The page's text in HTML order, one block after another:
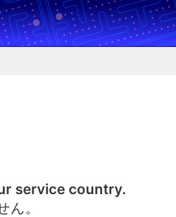
service country.
。